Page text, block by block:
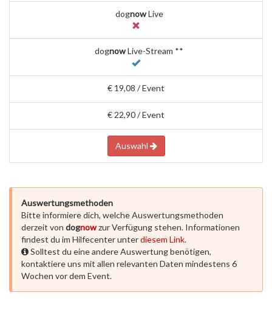
dognowLive
dognowLive-Stream **
€ 19,08 / Event
€ 22,90 / Event
Auswahl
Auswertungsmethoden
Bitte informiere dich, welche Auswertungsmethoden
derzeit von dognowzur Verfügung stehen. Informationen
findest du im Hilfecenter unterdiesem Link.
Solltest du eine andere Auswertung benötigen,
kontaktiere uns mit allen relevanten Daten mindestens 6
Wochen vor dem Event.